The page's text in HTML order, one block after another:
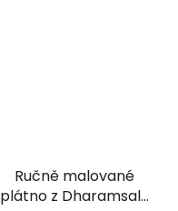
Ručně malované
plátno z Dharamsaly